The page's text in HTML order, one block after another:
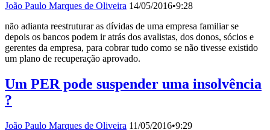
João Paulo Marques de Oliveira 14/05/2016•9:28
não adianta reestruturar as dívidas de uma empresa familiar se
depois os bancos podem ir atrás dos avalistas, dos donos, sócios e
gerentes da empresa, para cobrar tudo como se não tivesse existido
um plano de recuperação aprovado.
Um PER pode suspender uma insolvência
?
João Paulo Marques de Oliveira 11/05/2016•9:29